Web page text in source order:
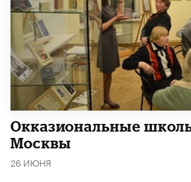
​Окказиональные
Москвы
26 ИЮНЯ